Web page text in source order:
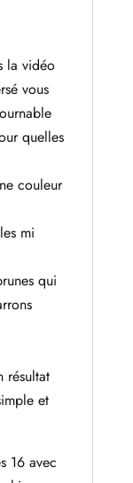
la vidéo
vous
quelles
couleur
mi
qui
résultat
et
16 avec